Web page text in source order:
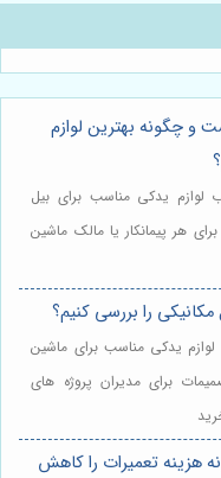
و چگونه بهترین لوازم
لوازم یدکی مناسب برای بیل
هر پیمانکار یا مالک ماشین
را بررسی کنیم؟
یدکی مناسب برای ماشین
برای مدیران پروژه های
هزینه تعمیرات را کاهش